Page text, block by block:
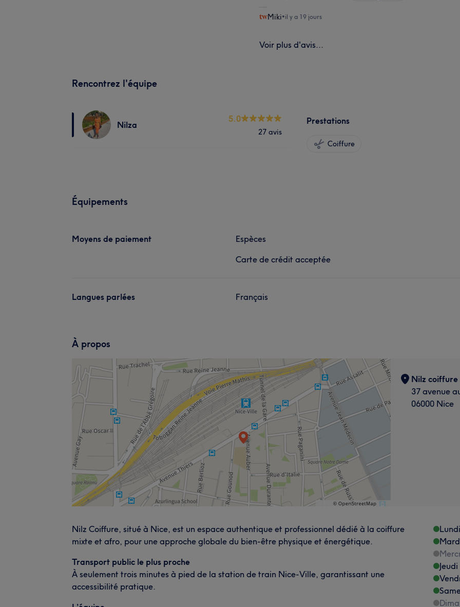
Miki•il y a 19 jours
Voir plus d'avis...
Rencontrez l'équipe
Nilza
5.0
27 avis
Prestations
Coiffure
Équipements
Moyens de paiement
Espèces
Carte de crédit acceptée
Langues parlées Français
À propos
Nilz coiffure
37 avenue
06000 Nice
Nilz Coiffure, situé à Nice, est un espace authentique et professionnel dédié à la coiffure
mixte et afro, pour une approche globale du bien-être physique et énergétique.
Transport public le plus proche
À seulement trois minutes à pied de la station de train Nice-Ville, garantissant une
accessibilité pratique.
Lundi
Jeudi